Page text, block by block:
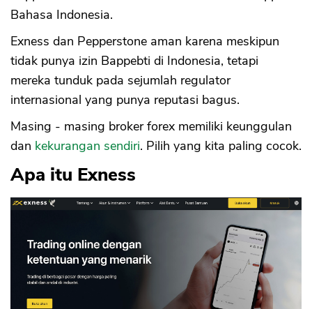
Bahasa Indonesia.
Exness dan Pepperstone aman karena meskipun
tidak punya izin Bappebti di Indonesia, tetapi
mereka tunduk pada sejumlah regulator
internasional yang punya reputasi bagus.
Masing - masing broker forex memiliki keunggulan
dan kekurangan sendiri. Pilih yang kita paling cocok.
Apa itu Exness